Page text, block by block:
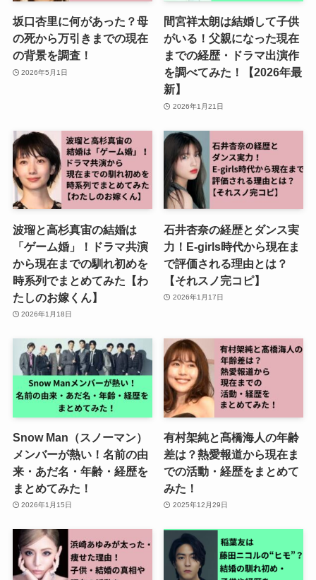
坂口杏里に何があった？母
の死から万引きまでの現在
の背景を調査！
2026年5月1日
間宮祥太朗は結婚して子供
がいる！父親になった現在
までの経歴・ドラマ出演作
を調べてみた！【2026年最
新】
2026年1月21日
波瑠と高杉真宙の結婚は
「ゲーム婚」！ドラマ共演
から現在までの馴れ初めを
時系列でまとめてみた【わ
たしのお嫁くん】
2026年1月18日
石井杏奈の経歴とダンス実
力！E-girls時代から現在ま
で評価される理由とは？
【それスノ完コピ】
2026年1月17日
Snow Man（スノーマン）
メンバーが熱い！名前の由
来・あだ名・年齢・経歴を
まとめてみた！
2026年1月15日
有村架純と髙橋海人の年齢
差は？熱愛報道から現在ま
での活動・経歴をまとめて
みた！
2025年12月29日